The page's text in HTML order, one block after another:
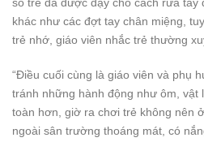
khác như các đợt tay chân miệng,
trẻ nhớ, giáo viên nhắc trẻ thường
“Điều cuối cùng là giáo viên và phụ
tránh những hành động như ôm,
toàn hơn, giờ ra chơi trẻ không nên
ngoài sân trường thoáng mát, có